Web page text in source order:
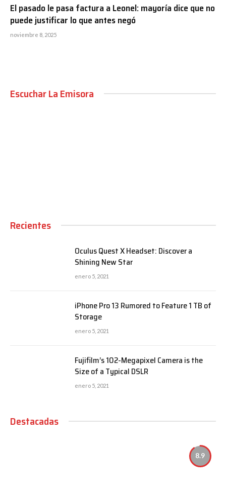
El pasado le pasa factura a Leonel: mayoría dice que no
puede justificar lo que antes negó
noviembre 8, 2025
Escuchar La Emisora
Recientes
Oculus Quest X Headset: Discover a
Shining New Star
enero 5, 2021
iPhone Pro 13 Rumored to Feature 1 TB of
Storage
enero 5, 2021
Fujifilm’s 102-Megapixel Camera is the
Size of a Typical DSLR
enero 5, 2021
Destacadas
8.9